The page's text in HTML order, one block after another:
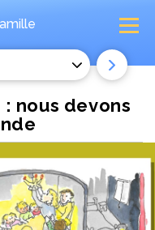
nous devons